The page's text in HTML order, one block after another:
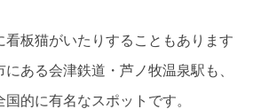
看板猫がいたりすることもあります
ある会津鉄道・芦ノ牧温泉駅も、
的に有名なスポットです。